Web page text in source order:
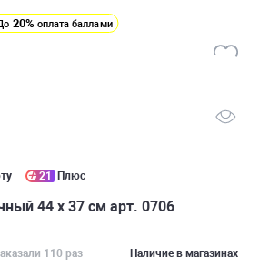
20% оплата баллами
21 Плюс
44 х 37 см арт. 0706
110 раз Наличие в магазинах